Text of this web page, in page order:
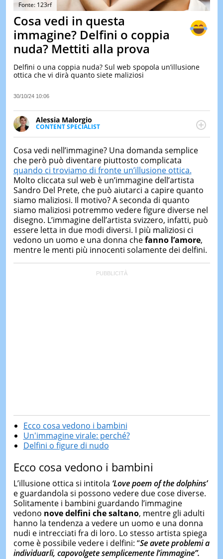
&
TEST
&
DI
IERI
Fonte: 123rf
Cosa vedi in questa
immagine? Delfini o coppia
nuda? Mettiti alla prova
Delfini o una coppia nuda? Sul web spopola un’illusione
ottica che vi dirà quanto siete maliziosi
30/10/24 10:06
Alessia Malorgio
CONTENT SPECIALIST
Ha conseguito un Master in Marketing Management
occupa della creazione di contenuti in ottica SEO e
dello sviluppo di strategie marketing attraverso
canali digitali.
Cosa vedi nell’immagine? Una domanda semplice
che però può diventare piuttosto complicata
quando ci troviamo di fronte un’illusione ottica.
Molto cliccata sul web è un’immagine dell’artista
Sandro Del Prete, che può aiutarci a capire quanto
siamo maliziosi. Il motivo? A seconda di quanto
siamo maliziosi potremmo vedere figure diverse nel
disegno. L’immagine dell’artista svizzero, infatti, può
essere letta in due modi diversi. I più maliziosi ci
vedono un uomo e una donna chefanno l’amore,
mentre le menti più innocenti solamente dei delfini.
Ecco cosa vedono i bambini
Un'immagine virale: perché?
Delfini o figure di nudo
Ecco cosa vedono i bambini
L’illusione ottica si intitola ‘Love poem of the dolphins’
e guardandola si possono vedere due cose diverse.
Solitamente i bambini guardando l’immagine
vedono nove delfini che saltano, mentre gli adulti
hanno la tendenza a vedere un uomo e una donna
nudi e intrecciati fra di loro. Lo stesso artista spiega
come è possibile vedere i delfini: “Se avete problemi a
individuarli, capovolgete semplicemente l’immagine”.